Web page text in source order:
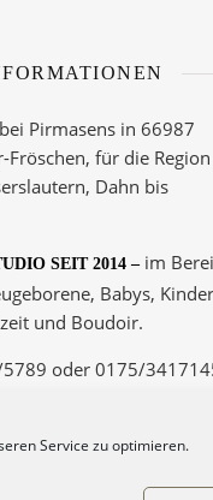
Service zu optimieren.
Pirmasens in 66987
Fröschen, für die Region
Dahn bis
SEIT 2014 – im
Babys,
und Boudoir.
oder 0175/